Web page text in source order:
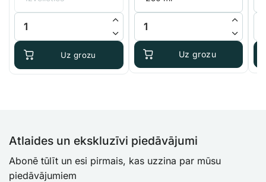
ADWA 12,88 mS/cm EC kalibrēšanas šķīdums daudzums
Uz grozu
through
€55.45
BioBizz Bio Heaven daudzums
Uz grozu
Atlaides un ekskluzīvi piedāvājumi
Abonē tūlīt un esi pirmais, kas uzzina par mūsu
piedāvājumiem